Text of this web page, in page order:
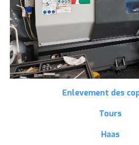
Enlevement des
Tours
Haas